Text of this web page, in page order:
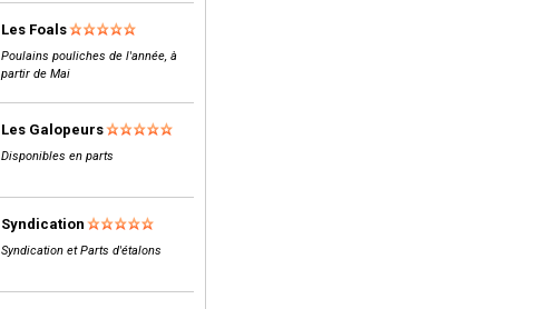
Les Foals
Poulains pouliches de l'année, à
partir de Mai
Les Galopeurs
Disponibles en parts
Syndication
Syndication et Parts d'étalons